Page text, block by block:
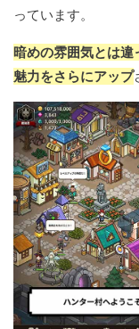
っています。
暗めの雰囲気とは
魅力をさらにアップ